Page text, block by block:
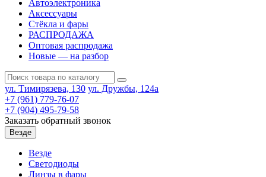
Автоэлектроника
Аксессуары
Стёкла и фары
РАСПРОДАЖА
Оптовая распродажа
Новые — на разбор
ул. Тимирязева, 130 ул. Дружбы, 124а
+7 (961) 779-76-07
+7 (904) 495-79-58
Заказать обратный звонок
Везде
Везде
Светодиоды
Линзы в фары